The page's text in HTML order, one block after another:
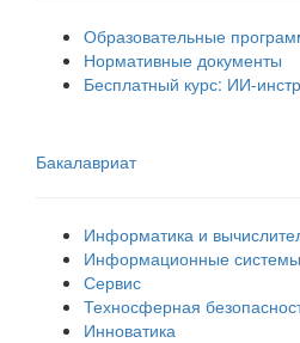
Образовательные
Нормативные документы
Бесплатный курс:
Бакалавриат
Информатика и
Информационные системы
Сервис
Техносферная
Инноватика